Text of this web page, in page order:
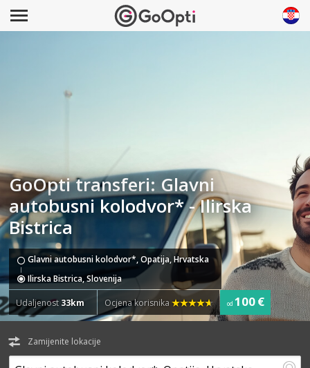
GoOpti transferi: Glavni
autobusni kolodvor* - Ilirska
Bistrica
Glavni autobusni kolodvor*, Opatija, Hrvatska
Ilirska Bistrica, Slovenija
Udaljenost 33km Ocjena korisnika od 100 €
Zamijenite lokacije